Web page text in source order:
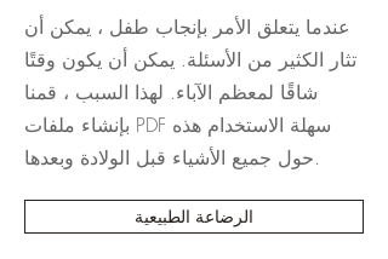
عندما يتعلق الأمر بإنجاب طفل ، يمكن أن
تثار الكثير من الأسئلة. يمكن أن يكون وقتًا
شاقًا لمعظم الآباء. لهذا السبب ، قمنا
بإنشاء ملفات PDF سهلة الاستخدام هذه
حول جميع الأشياء قبل الولادة وبعدها.
الرضاعة الطبيعية